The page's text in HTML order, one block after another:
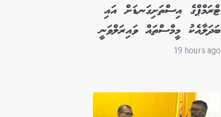
ޓްރަމްޕްގެ އިސްތަށިގަނޑަށް އައި
ބަދަލާއެކު މީމްސްތައް ވައިރަލްވަނީ
19 hours ago